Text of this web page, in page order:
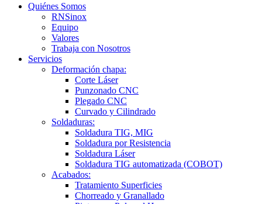
Quiénes Somos
RNSinox
Equipo
Valores
Trabaja con Nosotros
Servicios
Deformación chapa:
Corte Láser
Punzonado CNC
Plegado CNC
Curvado y Cilindrado
Soldaduras:
Soldadura TIG, MIG
Soldadura por Resistencia
Soldadura Láser
Soldadura TIG automatizada (COBOT)
Acabados:
Tratamiento Superficies
Chorreado y Granallado